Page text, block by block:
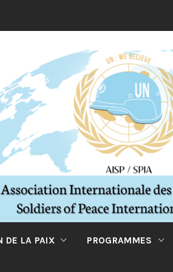
16
DE LA PAIX PROGRAMMES